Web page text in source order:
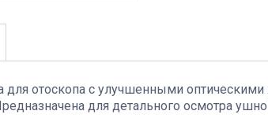
отоскопа с улучшенными оптическими
для детального осмотра